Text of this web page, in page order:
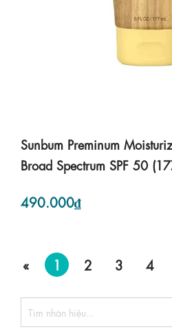
Sunbum Preminum
Broad Spectrum SPF 50
490.000₫
« 1 2 3 4